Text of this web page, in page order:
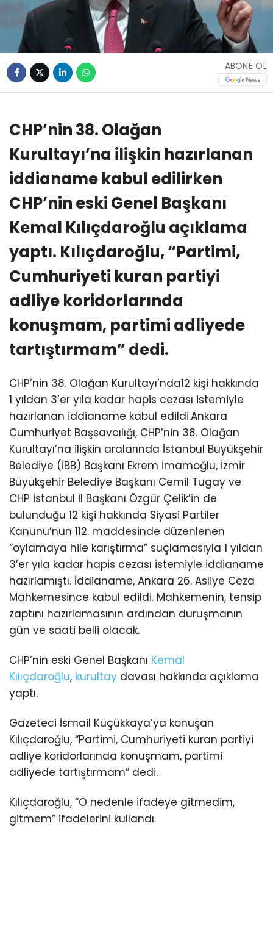
ABONE OL
CHP’nin 38. Olağan
Kurultayı’na ilişkin hazırlanan
iddianame kabul edilirken
CHP’nin eski Genel Başkanı
Kemal Kılıçdaroğlu açıklama
yaptı. Kılıçdaroğlu, “Partimi,
Cumhuriyeti kuran partiyi
adliye koridorlarında
konuşmam, partimi adliyede
tartıştırmam” dedi.
CHP’nin 38. Olağan Kurultayı’nda12 kişi hakkında
1 yıldan 3’er yıla kadar hapis cezası istemiyle
hazırlanan iddianame kabul edildi.Ankara
Cumhuriyet Başsavcılığı, CHP’nin 38. Olağan
Kurultayı’na ilişkin aralarında İstanbul Büyükşehir
Belediye (İBB) Başkanı Ekrem İmamoğlu, İzmir
Büyükşehir Belediye Başkanı Cemil Tugay ve
CHP İstanbul İl Başkanı Özgür Çelik’in de
bulunduğu 12 kişi hakkında Siyasi Partiler
Kanunu’nun 112. maddesinde düzenlenen
“oylamaya hile karıştırma” suçlamasıyla 1 yıldan
3’er yıla kadar hapis cezası istemiyle iddianame
hazırlamıştı. İddianame, Ankara 26. Asliye Ceza
Mahkemesince kabul edildi. Mahkemenin, tensip
zaptını hazırlamasının ardından duruşmanın
gün ve saati belli olacak.
CHP’nin eski Genel Başkanı Kemal
Kılıçdaroğlu, kurultay davası hakkında açıklama
yaptı.
Gazeteci İsmail Küçükkaya’ya konuşan
Kılıçdaroğlu, “Partimi, Cumhuriyeti kuran partiyi
adliye koridorlarında konuşmam, partimi
adliyede tartıştırmam” dedi.
Kılıçdaroğlu, “O nedenle ifadeye gitmedim,
gitmem” ifadelerini kullandı.